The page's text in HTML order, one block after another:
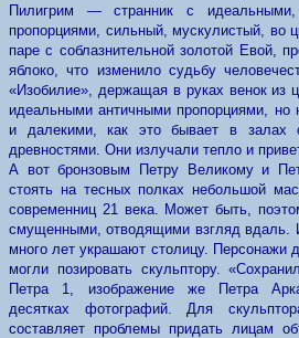
Пилигрим — странник с
пропорциями, сильный, мускулистый, во
паре с соблазнительной золотой Евой,
яблоко, что изменило судьбу
«Изобилие», держащая в руках венок из
идеальными античными пропорциями, но
и далекими, как это бывает в залах
древностями. Они излучали тепло и
А вот бронзовым Петру Великому и
стоять на тесных полках небольшой
современниц 21 века. Может быть,
смущенными, отводящими взгляд вдаль.
много лет украшают столицу. Персонажи
могли позировать скульптору.
Петра 1, изображение же Петра
десятках фотографий. Для
составляет проблемы придать лицам